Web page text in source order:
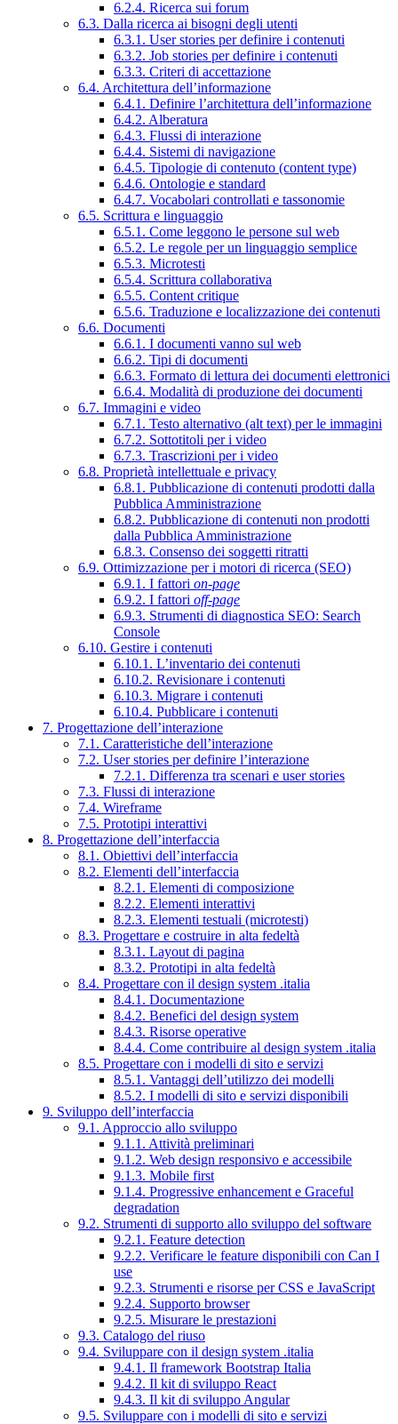
6.2.4. Ricerca sui forum
6.3. Dalla ricerca ai bisogni degli utenti
6.3.1. User stories per definire i contenuti
6.3.2. Job stories per definire i contenuti
6.3.3. Criteri di accettazione
6.4. Architettura dell’informazione
6.4.1. Definire l’architettura dell’informazione
6.4.2. Alberatura
6.4.3. Flussi di interazione
6.4.4. Sistemi di navigazione
6.4.5. Tipologie di contenuto (content type)
6.4.6. Ontologie e standard
6.4.7. Vocabolari controllati e tassonomie
6.5. Scrittura e linguaggio
6.5.1. Come leggono le persone sul web
6.5.2. Le regole per un linguaggio semplice
6.5.3. Microtesti
6.5.4. Scrittura collaborativa
6.5.5. Content critique
6.5.6. Traduzione e localizzazione dei contenuti
6.6. Documenti
6.6.1. I documenti vanno sul web
6.6.2. Tipi di documenti
6.6.3. Formato di lettura dei documenti elettronici
6.6.4. Modalità di produzione dei documenti
6.7. Immagini e video
6.7.1. Testo alternativo (alt text) per le immagini
6.7.2. Sottotitoli per i video
6.7.3. Trascrizioni per i video
6.8. Proprietà intellettuale e privacy
6.8.1. Pubblicazione di contenuti prodotti dalla
Pubblica Amministrazione
6.8.2. Pubblicazione di contenuti non prodotti
dalla Pubblica Amministrazione
6.8.3. Consenso dei soggetti ritratti
6.9. Ottimizzazione per i motori di ricerca (SEO)
6.9.1. I fattori on-page
6.9.2. I fattori off-page
6.9.3. Strumenti di diagnostica SEO: Search
Console
6.10. Gestire i contenuti
6.10.1. L’inventario dei contenuti
6.10.2. Revisionare i contenuti
6.10.3. Migrare i contenuti
6.10.4. Pubblicare i contenuti
7. Progettazione dell’interazione
7.1. Caratteristiche dell’interazione
7.2. User stories per definire l’interazione
7.2.1. Differenza tra scenari e user stories
7.3. Flussi di interazione
7.4. Wireframe
7.5. Prototipi interattivi
8. Progettazione dell’interfaccia
8.1. Obiettivi dell’interfaccia
8.2. Elementi dell’interfaccia
8.2.1. Elementi di composizione
8.2.2. Elementi interattivi
8.2.3. Elementi testuali (microtesti)
8.3. Progettare e costruire in alta fedeltà
8.3.1. Layout di pagina
8.3.2. Prototipi in alta fedeltà
8.4. Progettare con il design system .italia
8.4.1. Documentazione
8.4.2. Benefici del design system
8.4.3. Risorse operative
8.4.4. Come contribuire al design system .italia
8.5. Progettare con i modelli di sito e servizi
8.5.1. Vantaggi dell’utilizzo dei modelli
8.5.2. I modelli di sito e servizi disponibili
9. Sviluppo dell’interfaccia
9.1. Approccio allo sviluppo
9.1.1. Attività preliminari
9.1.2. Web design responsivo e accessibile
9.1.3. Mobile first
9.1.4. Progressive enhancement e Graceful
degradation
9.2. Strumenti di supporto allo sviluppo del software
9.2.1. Feature detection
9.2.2. Verificare le feature disponibili con Can I
use
9.2.3. Strumenti e risorse per CSS e JavaScript
9.2.4. Supporto browser
9.2.5. Misurare le prestazioni
9.3. Catalogo del riuso
9.4. Sviluppare con il design system .italia
9.4.1. Il framework Bootstrap Italia
9.4.2. Il kit di sviluppo React
9.4.3. Il kit di sviluppo Angular
9.5. Sviluppare con i modelli di sito e servizi